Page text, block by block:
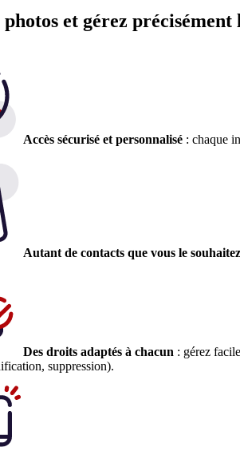
et gérez précisément
Accès sécurisé et personnalisé : chaque
Autant de contacts que vous le souhaitez
Des droits adaptés à chacun : gérez
suppression).